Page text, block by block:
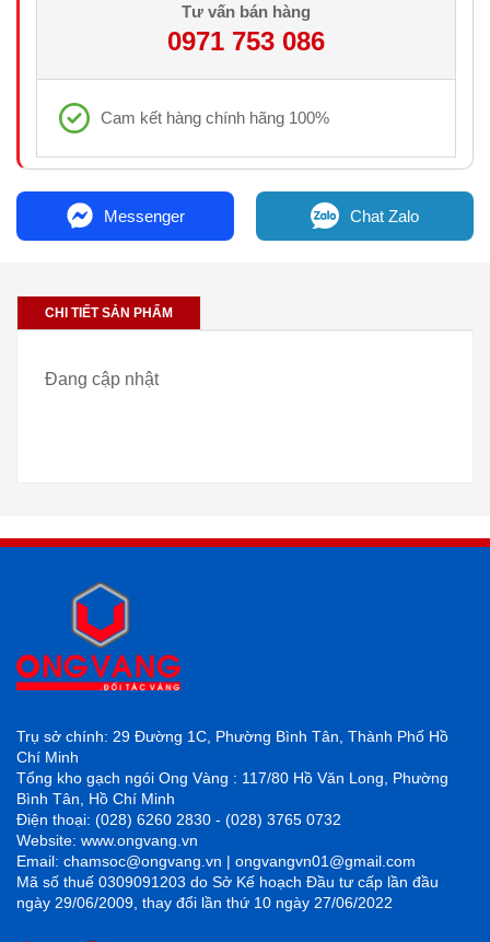
Tư vấn bán hàng
0971 753 086
Cam kết hàng chính hãng 100%
Messenger Chat Zalo
CHI TIẾT SẢN PHẨM
Đang cập nhật
Trụ sở chính: 29 Đường 1C, Phường Bình Tân, Thành Phố Hồ
Chí Minh
Tổng kho gạch ngói Ong Vàng : 117/80 Hồ Văn Long, Phường
Bình Tân, Hồ Chí Minh
Điện thoại: (028) 6260 2830 - (028) 3765 0732
Website: www.ongvang.vn
Email: chamsoc@ongvang.vn | ongvangvn01@gmail.com
Mã số thuế 0309091203 do Sở Kế hoạch Đầu tư cấp lần đầu
ngày 29/06/2009, thay đổi lần thứ 10 ngày 27/06/2022